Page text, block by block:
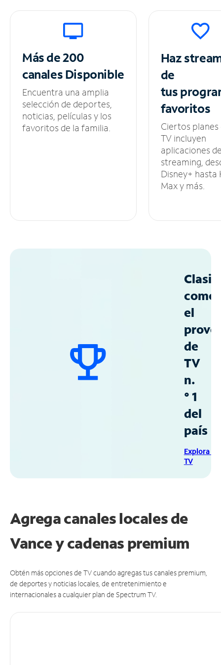
Más de 200
canalesDisponible
Encuentra una amplia
selección de deportes,
noticias, películas y los
favoritos de la familia.
Haz
de
tus
favoritos
Ciertos planes
TV incluyen
aplicaciones
streaming,
Disney+ hasta
Max y más.
como
el
de
TV
n.
° 1
del
país
Explora
TV
Agrega canales locales de
Vance y cadenas premium
Obtén más opciones de TV cuando agregas tus canales premium,
de deportes y noticias locales, de entretenimiento e
internacionales a cualquier plan de Spectrum TV.